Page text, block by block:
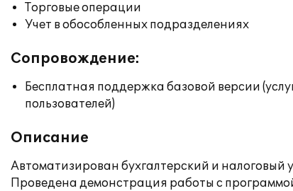
Торговые операции
Учет в обособленных подразделениях
Сопровождение:
Бесплатная поддержка базовой версии
пользователей)
Описание
Автоматизирован бухгалтерский и налоговый
Проведена демонстрация работы с